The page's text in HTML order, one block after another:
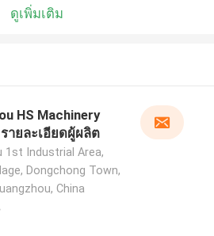
ดูเพิ่มเติม
HS Machinery
ายละเอียดผู้ผลิต
1st Industrial Area,
Dongchong Town,
China